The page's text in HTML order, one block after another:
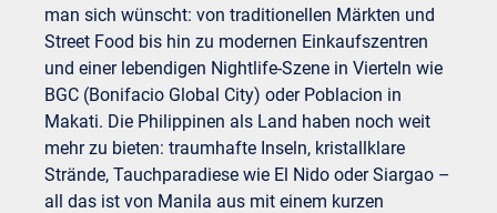
man sich wünscht: von traditionellen Märkten und
Street Food bis hin zu modernen Einkaufszentren
und einer lebendigen Nightlife-Szene in Vierteln wie
BGC (Bonifacio Global City) oder Poblacion in
Makati. Die Philippinen als Land haben noch weit
mehr zu bieten: traumhafte Inseln, kristallklare
Strände, Tauchparadiese wie El Nido oder Siargao –
all das ist von Manila aus mit einem kurzen